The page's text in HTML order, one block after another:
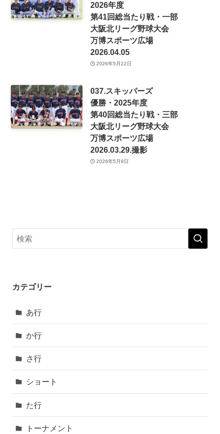
2026年度
第41回総当たり戦・一部
大阪北リーグ野球大会
万博スポーツ広場
2026.04.05
2026年5月22日
037.スキッパーズ
優勝・2025年度
第40回総当たり戦・三部
大阪北リーグ野球大会
万博スポーツ広場
2026.03.29.撮影
2026年5月9日
カテゴリー
あ行
か行
さ行
ショート
た行
トーナメント